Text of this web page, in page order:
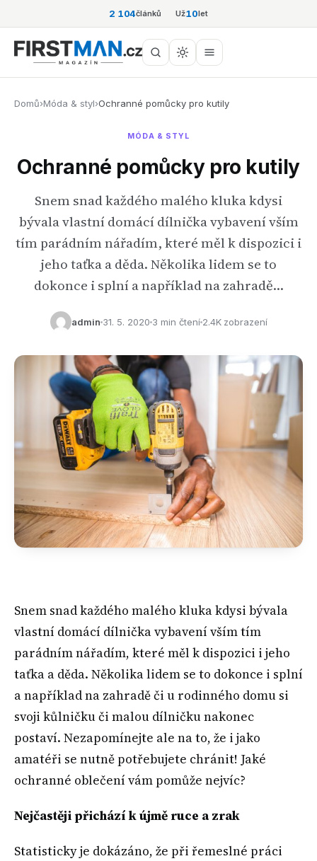
2 104článků Už10let
Domů›Móda & styl›Ochranné pomůcky pro kutily
MÓDA & STYL
Ochranné pomůcky pro kutily
Snem snad každého malého kluka kdysi
bývala vlastní domácí dílnička vybavení vším
tím parádním nářadím, které měl k dispozici i
jeho taťka a děda. Několika lidem se to
dokonce i splní a například na zahradě…
admin 31. 5. 2020 3 min čtení2.4K zobrazení
Snem snad každého malého kluka kdysi bývala
vlastní domácí dílnička vybavení vším tím
parádním nářadím, které měl k dispozici i jeho
taťka a děda. Několika lidem se to dokonce i splní
a například na zahradě či u rodinného domu si
svoji kůlničku či malou dílničku nakonec
postaví. Nezapomínejte ale na to, že i jako
amatéři se nutně potřebujete chránit! Jaké
ochranné oblečení vám pomůže nejvíc?
Nejčastěji přichází k újmě ruce a zrak
Statisticky je dokázáno, že při řemeslné práci